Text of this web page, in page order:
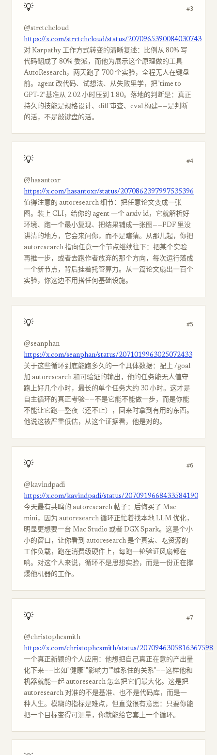
💡 #3
@stretchcloud
https://x.com/stretchcloud/status/2070965390084030743
对 Karpathy 工作方式转变的清晰复述：比例从 80% 写
代码翻成了 80% 委派，而他为展示这个原理做的工具
AutoResearch，两天跑了 700 个实验，全程无人在键盘
前。agent 改代码、试想法、从失败里学，把"time to
GPT-2"基准从 2.02 小时压到 1.80。落地的判断是：真正
持久的技能是规格设计、diff 审查、eval 构建——是判断
的活，不是敲键盘的活。
💡 #4
@hasantoxr
https://x.com/hasantoxr/status/2070862397997535396
值得注意的 autoresearch 细节：把任意论文变成一张
图。装上 CLI，给你的 agent 一个 arxiv id，它就解析好
环境、跑一个最小复现、把结果铺成一张图——PDF 里没
讲清的地方，它会来问你，而不是瞎猜。从那儿起，你把
autoresearch 指向任意一个节点继续往下：把某个实验
再推一步，或者去跑作者放弃的那个方向，每次运行落成
一个新节点，背后挂着托管算力。从一篇论文扇出一百个
实验，你这边不用搭任何基础设施。
💡 #5
@seanphan
https://x.com/seanphan/status/2071019963025072433
关于这些循环到底能跑多久的一个具体数据：配上 /goal
加 autoresearch 和可验证的输出，他的任务能无人值守
跑上好几个小时，最长的单个任务大约 30 小时。这才是
自主循环的真正考验——不是它能不能做一步，而是你能
不能让它跑一整夜（还不止），回来时拿到有用的东西。
他说这被严重低估，从这个证据看，他是对的。
💡 #6
@kavindpadi
https://x.com/kavindpadi/status/2070919668433584190
今天最有共鸣的 autoresearch 帖子：后悔买了 Mac
mini，因为 autoresearch 循环正忙着找本地 LLM 优化，
明显更想要一台 Mac Studio 或者 DGX Spark。这是个小
小的窗口，让你看到 autoresearch 是个真实、吃资源的
工作负载，跑在消费级硬件上，每跑一轮验证风扇都在
响。对这个人来说，循环不是思想实验，而是一份正在撑
爆他机器的工作。
💡 #7
@christophcsmith
https://x.com/christophcsmith/status/2070946305816367598
一个真正新颖的个人应用：他想把自己真正在意的产出量
化下来——比如"健康""影响力""维系住的关系"——这样他和
机器就能一起 autoresearch 怎么把它们最大化。这是把
autoresearch 对准的不是基准、也不是代码库，而是一
种人生。模糊的指标是难点，但直觉很有意思：只要你能
把一个目标变得可测量，你就能给它套上一个循环。